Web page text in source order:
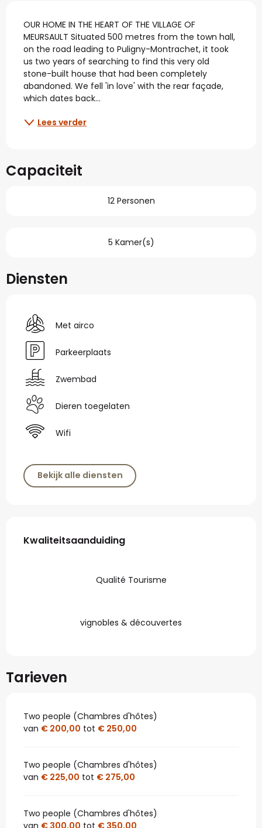
Beschrijving
OUR HOME IN THE HEART OF THE VILLAGE OF
MEURSAULT Situated 500 metres from the town hall,
on the road leading to Puligny-Montrachet, it took
us two years of searching to find this very old
stone-built house that had been completely
abandoned. We fell 'in love' with the rear façade,
which dates back...
Lees verder
Capaciteit
12 Personen
5 Kamer(s)
Diensten
Met airco
Parkeerplaats
Zwembad
Dieren toegelaten
Wifi
Bekijk alle diensten
Dienstverlening
Kwaliteitsaanduiding
Kwaliteitsaanduiding
Qualité Tourisme
vignobles & découvertes
Tarieven
Two people (Chambres d'hôtes)
van € 200,00 tot € 250,00
Two people (Chambres d'hôtes)
van € 225,00 tot € 275,00
Two people (Chambres d'hôtes)
van € 300,00 tot € 350,00